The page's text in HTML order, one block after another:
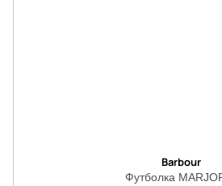
Barbour
Футболка